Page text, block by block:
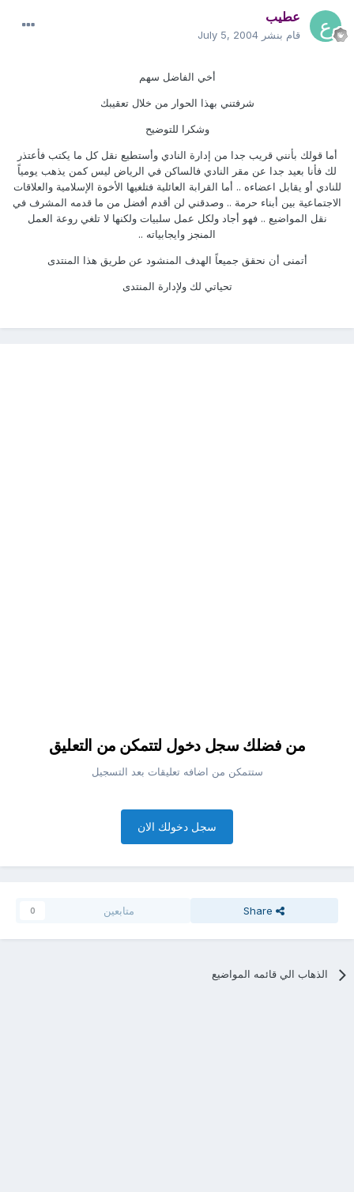
عطيب
قام بنشر July 5, 2004
أخي الفاضل سهم
شرفتني بهذا الحوار من خلال تعقيبك
وشكرا للتوضيح
أما قولك بأنني قريب جدا من إدارة النادي وأستطيع نقل كل ما يكتب فأعتذر
لك فأنا بعيد جدا عن مقر النادي فالساكن في الرياض ليس كمن يذهب يومياً
للنادي أو يقابل اعضاءه .. أما القرابة العائلية فتلغيها الأخوة الإسلامية والعلاقات
الاجتماعية بين أبناء حرمة .. وصدقني لن أقدم أفضل من ما قدمه المشرف في
نقل المواضيع .. فهو أجاد ولكل عمل سلبيات ولكنها لا تلغي روعة العمل
المنجز وايجابياته ..
أتمنى أن نحقق جميعاً الهدف المنشود عن طريق هذا المنتدى
تحياتي لك ولإدارة المنتدى
من فضلك سجل دخول لتتمكن من التعليق
ستتمكن من اضافه تعليقات بعد التسجيل
سجل دخولك الان
Share متابعين 0
الذهاب الي قائمه المواضيع